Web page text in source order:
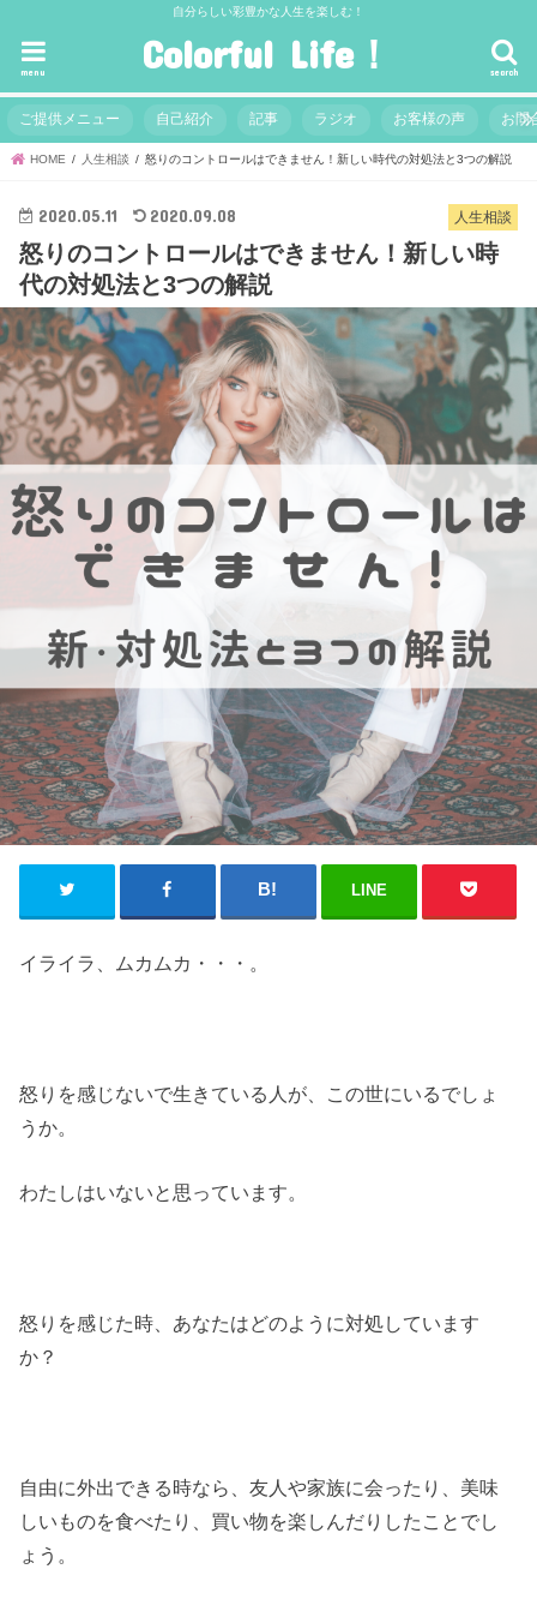
自分らしい彩豊かな人生を楽しむ！
Colorful Life！ search
menu
ご提供メニュー 自己紹介 記事 ラジオ お客様の声 お問
HOME 人生相談 怒りのコントロールはできません！新しい時代の対処法と3つの解説
人生相談
2020.05.11 2020.09.08
怒りのコントロールはできません！新しい時
代の対処法と3つの解説
LINE
イライラ、ムカムカ・・・。
怒りを感じないで生きている人が、この世にいるでしょ
うか。
わたしはいないと思っています。
怒りを感じた時、あなたはどのように対処しています
か？
自由に外出できる時なら、友人や家族に会ったり、美味
しいものを食べたり、買い物を楽しんだりしたことでし
ょう。